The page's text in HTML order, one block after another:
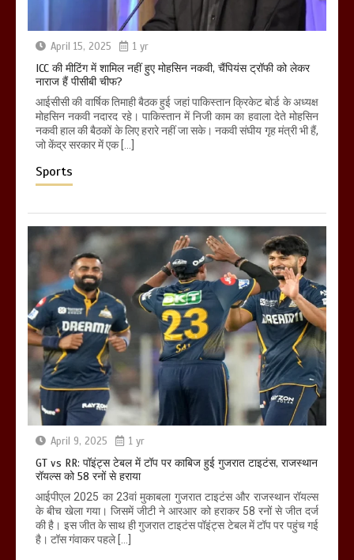
April 15, 2025 1 yr
ICC की मीटिंग में शामिल नहीं हुए मोहसिन नकवी, चैंपियंस ट्रॉफी को लेकर
नाराज हैं पीसीबी चीफ?
आईसीसी की वार्षिक तिमाही बैठक हुई जहां पाकिस्तान क्रिकेट बोर्ड के अध्यक्ष
मोहसिन नकवी नदारद रहे। पाकिस्तान में निजी काम का हवाला देते मोहसिन
नकवी हाल की बैठकों के लिए हरारे नहीं जा सके। नकवी संघीय गृह मंत्री भी हैं,
जो केंद्र सरकार में एक […]
Sports
April 9, 2025 1 yr
GT vs RR: पॉइंट्स टेबल में टॉप पर काबिज हुई गुजरात टाइटंस, राजस्थान
रॉयल्स को 58 रनों से हराया
आईपीएल 2025 का 23वां मुकाबला गुजरात टाइटंस और राजस्थान रॉयल्स
के बीच खेला गया। जिसमें जीटी ने आरआर को हराकर 58 रनों से जीत दर्ज
की है। इस जीत के साथ ही गुजरात टाइटंस पॉइंट्स टेबल में टॉप पर पहुंच गई
है। टॉस गंवाकर पहले […]